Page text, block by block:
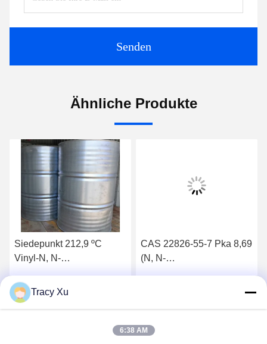
Senden
Ähnliche Produkte
Siedepunkt 212,9 ºC
Vinyl-N, N-
Wir Reden Jetzt.
CAS 22826-55-7 Pka 8,69
(N, N-
Tracy Xu
6:38 AM